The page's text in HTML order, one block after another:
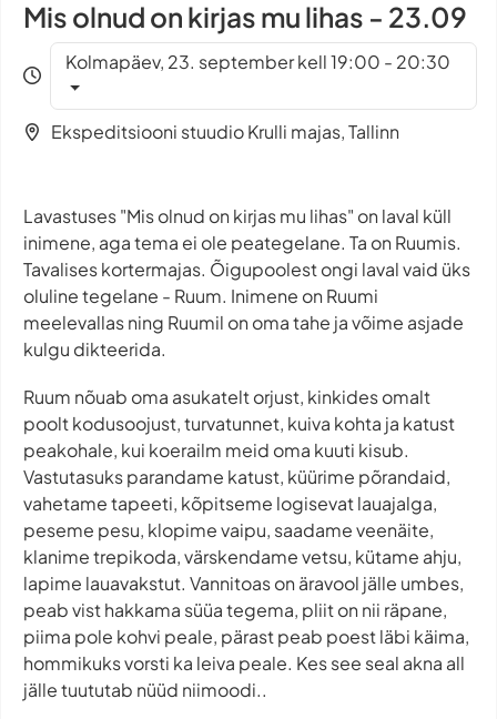
Mis olnud on kirjas mu lihas - 23.09
Kolmapäev, 23. september kell 19:00 - 20:30
Ekspeditsiooni stuudio Krulli majas, Tallinn
Lavastuses "Mis olnud on kirjas mu lihas" on laval küll
inimene, aga tema ei ole peategelane. Ta on Ruumis.
Tavalises kortermajas. Õigupoolest ongi laval vaid üks
oluline tegelane - Ruum. Inimene on Ruumi
meelevallas ning Ruumil on oma tahe ja võime asjade
kulgu dikteerida.
Ruum nõuab oma asukatelt orjust, kinkides omalt
poolt kodusoojust, turvatunnet, kuiva kohta ja katust
peakohale, kui koerailm meid oma kuuti kisub.
Vastutasuks parandame katust, küürime põrandaid,
vahetame tapeeti, kõpitseme logisevat lauajalga,
peseme pesu, klopime vaipu, saadame veenäite,
klanime trepikoda, värskendame vetsu, kütame ahju,
lapime lauavakstut. Vannitoas on äravool jälle umbes,
peab vist hakkama süüa tegema, pliit on nii räpane,
piima pole kohvi peale, pärast peab poest läbi käima,
hommikuks vorsti ka leiva peale. Kes see seal akna all
jälle tuututab nüüd niimoodi..